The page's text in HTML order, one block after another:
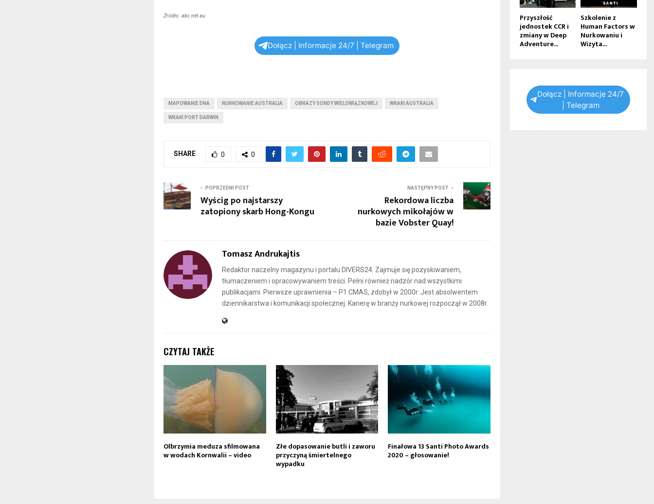
Źródło: abc.net.au
Dołącz | Informacje 24/7 | Telegram
MAPOWANIE DNA NURKOWANIE AUSTRALIA OBRAZY SONDY WIELOWIĄZKOWEJ WRAKI AUSTRALIA
WRAKI PORT DARWIN
SHARE 0 0
POPRZEDNI POST
Wyścig po najstarszy
zatopiony skarb Hong-Kongu
NASTĘPNY POST
Rekordowa liczba
nurkowych mikołajów w
bazie Vobster Quay!
Tomasz Andrukajtis
Redaktor naczelny magazynu i portalu DIVERS24. Zajmuje się pozyskiwaniem,
tłumaczeniem i opracowywaniem treści. Pełni również nadzór nad wszystkimi
publikacjami. Pierwsze uprawnienia – P1 CMAS, zdobył w 2000r. Jest absolwentem
dziennikarstwa i komunikacji społecznej. Karierę w branży nurkowej rozpoczął w 2008r.
CZYTAJ TAKŻE
Olbrzymia meduza sfilmowana
w wodach Kornwalii – video
Złe dopasowanie butli i zaworu
przyczyną śmiertelnego
wypadku
Finałowa 13 Santi Photo Awards
2020 – głosowanie!
Przyszłość
jednostek CCR i
zmiany w Deep
Adventure...
Szkolenie z
Human Factors w
Nurkowaniu i
Wizyta...
Dołącz | Informacje 24/7
| Telegram